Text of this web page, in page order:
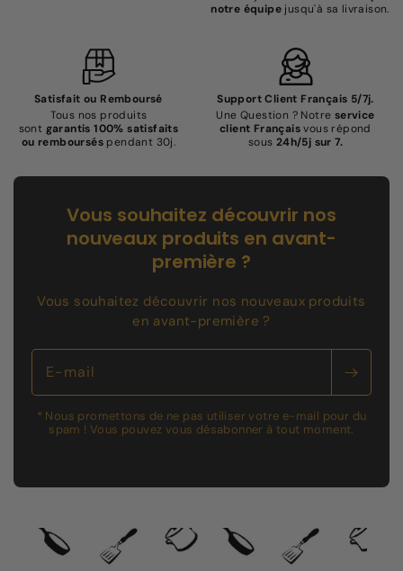
notre équipe jusqu'à sa livraison.
Satisfait ou Remboursé
Tous nos produits
sont garantis 100% satisfaits
ou remboursés pendant 30j.
Support Client Français 5/7j.
Une Question ? Notre service
client Françaisvous répond
sous 24h/5j sur 7.
Vous souhaitez découvrir nos
nouveaux produits en avant-
première ?
Vous souhaitez découvrir nos nouveaux produits
en avant-première ?
E-mail
* Nous promettons de ne pas utiliser votre e-mail pour du
spam ! Vous pouvez vous désabonner à tout moment.